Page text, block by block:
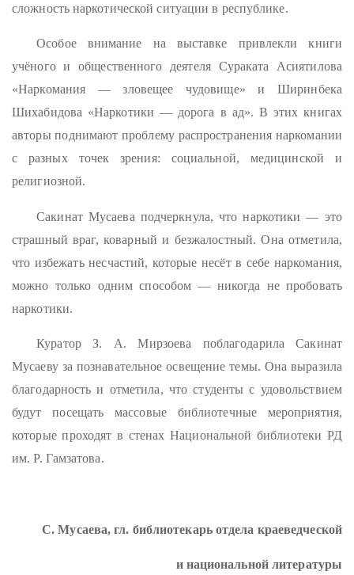
сложность наркотической ситуации в республике.
Особое внимание на выставке привлекли книги
учёного и общественного деятеля Сураката Асиятилова
«Наркомания — зловещее чудовище» и Ширинбека
Шихабидова «Наркотики — дорога в ад». В этих книгах
авторы поднимают проблему распространения наркомании
с разных точек зрения: социальной, медицинской и
религиозной.
Сакинат Мусаева подчеркнула, что наркотики — это
страшный враг, коварный и безжалостный. Она отметила,
что избежать несчастий, которые несёт в себе наркомания,
можно только одним способом — никогда не пробовать
наркотики.
Куратор З. А. Мирзоева поблагодарила Сакинат
Мусаеву за познавательное освещение темы. Она выразила
благодарность и отметила, что студенты с удовольствием
будут посещать массовые библиотечные мероприятия,
которые проходят в стенах Национальной библиотеки РД
им. Р. Гамзатова.
С. Мусаева, гл. библиотекарь отдела краеведческой
и национальной литературы